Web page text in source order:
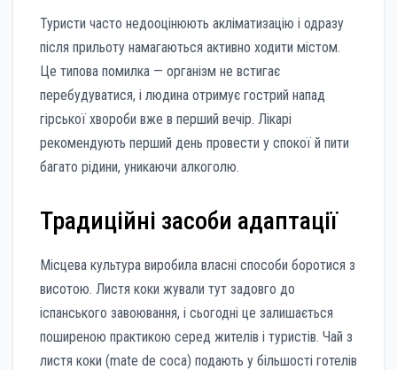
Туристи часто недооцінюють акліматизацію і одразу
після прильоту намагаються активно ходити містом.
Це типова помилка — організм не встигає
перебудуватися, і людина отримує гострий напад
гірської хвороби вже в перший вечір. Лікарі
рекомендують перший день провести у спокої й пити
багато рідини, уникаючи алкоголю.
Традиційні засоби адаптації
Місцева культура виробила власні способи боротися з
висотою. Листя коки жували тут задовго до
іспанського завоювання, і сьогодні це залишається
поширеною практикою серед жителів і туристів. Чай з
листя коки (mate de coca) подають у більшості готелів